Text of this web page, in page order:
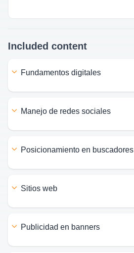
Included content
fundamentos digitales
manejo de redes sociales
posicionamiento en buscadores
sitios web
publicidad en banners